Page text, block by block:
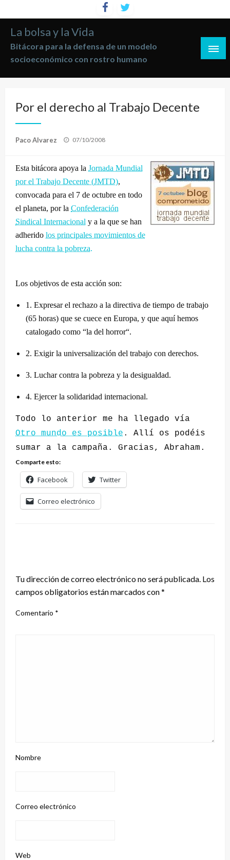
al
contenido
La bolsa y la Vida
Bitácora para la defensa de un modelo
socioeconómico con rostro humano
Por el derecho al Trabajo Decente
Paco Alvarez
Publicado
07/10/2008
Esta bitácora apoya la Jornada Mundial
por el Trabajo Decente (JMTD),
convocada para el 7 de octubre en todo
el planeta, por la Confederación
Sindical Internacional y a la que se han
adherido los principales movimientos de
lucha contra la pobreza.
Los objetivos de esta acción son:
1. Expresar el rechazo a la directiva de tiempo de trabajo
(65 horas) que se cuece en Europa, y que aquí hemos
catalogado como “la del horror“.
2. Exigir la universalización del trabajo con derechos.
3. Luchar contra la pobreza y la desigualdad.
4. Ejercer la solidaridad internacional.
Todo lo anterior me ha llegado vía
Otro mundo es posible . Allí os podéis
sumar a la campaña. Gracias, Abraham.
Comparte esto:
Facebook Twitter
Correo electrónico
Tu dirección de correo electrónico no será publicada. Los
campos obligatorios están marcados con*
Comentario *
Nombre
Correo electrónico
Web